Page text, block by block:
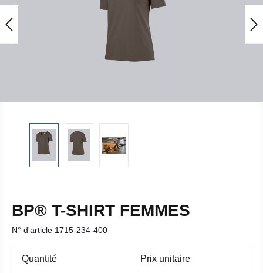
BP® T-SHIRT FEMMES
N° d'article 1715-234-400
Quantité Prix unitaire